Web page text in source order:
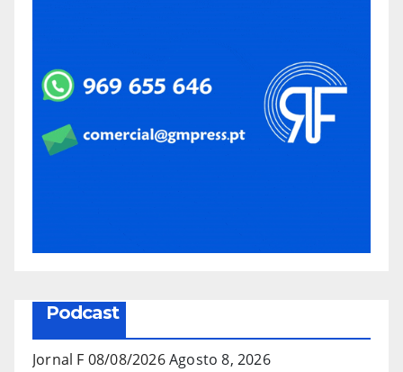
Podcast
Jornal F 08/08/2026Agosto 8, 2026